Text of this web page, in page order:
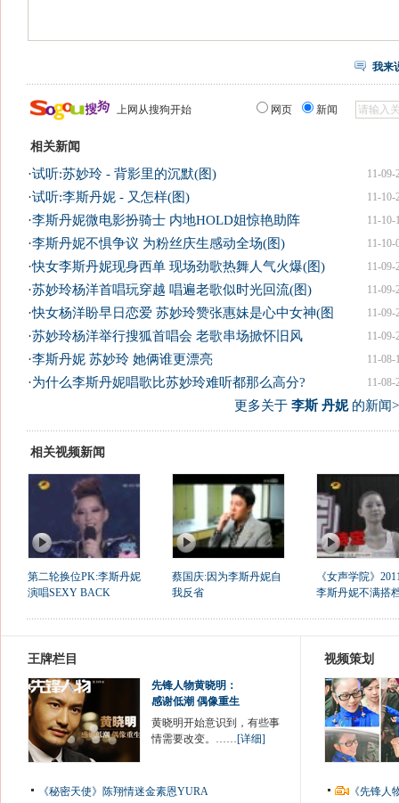
我来
上网从搜狗开始 网页 新闻
相关新闻
11-09-
·试听:苏妙玲 - 背影里的沉默(图)
11-10-
·试听:李斯丹妮 - 又怎样(图)
11-10-
·李斯丹妮微电影扮骑士 内地HOLD姐惊艳助阵
11-10-
·李斯丹妮不惧争议 为粉丝庆生感动全场(图)
11-09-
·快女李斯丹妮现身西单 现场劲歌热舞人气火爆(图)
11-09-
·苏妙玲杨洋首唱玩穿越 唱遍老歌似时光回流(图)
11-09-
·快女杨洋盼早日恋爱 苏妙玲赞张惠妹是心中女神(图
11-09-
·苏妙玲杨洋举行搜狐首唱会 老歌串场掀怀旧风
11-08-
·李斯丹妮 苏妙玲 她俩谁更漂亮
11-08-
·为什么李斯丹妮唱歌比苏妙玲难听都那么高分?
更多关于 李斯 丹妮的新闻
相关视频新闻
第二轮换位PK:李斯丹妮
演唱SEXY BACK
蔡国庆:因为李斯丹妮自
我反省
《女声学院》
李斯丹妮不满搭
王牌栏目
先锋人物黄晓明：
感谢低潮 偶像重生
黄晓明开始意识到，有些事
情需要改变。……[详细]
《秘密天使》陈翔情迷金素恩YURA
视频策划
《先锋